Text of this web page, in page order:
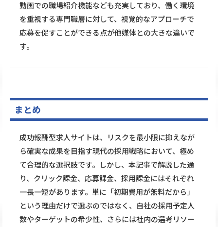
動画での職場紹介機能なども充実しており、働く環境
を重視する専門職層に対して、視覚的なアプローチで
応募を促すことができる点が他媒体との大きな違いで
す。
まとめ
成功報酬型求人サイトは、リスクを最小限に抑えなが
ら確実な成果を目指す現代の採用戦略において、極め
て合理的な選択肢です。しかし、本記事で解説した通
り、クリック課金、応募課金、採用課金にはそれぞれ
一長一短があります。単に「初期費用が無料だから」
という理由だけで選ぶのではなく、自社の採用予定人
数やターゲットの希少性、さらには社内の選考リソー